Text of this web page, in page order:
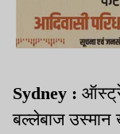
Sydney :
बल्लेबाज